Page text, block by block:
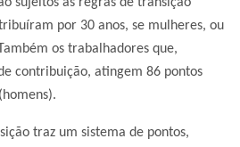
por 30 anos, se mulheres, ou
os trabalhadores que,
contribuição, atingem 86 pontos
traz um sistema de pontos,